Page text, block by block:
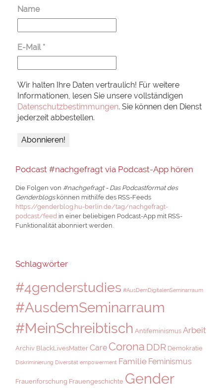
Name
E-Mail *
Wir halten Ihre Daten vertraulich! Für weitere
Informationen, lesen Sie unsere vollständigen
Datenschutzbestimmungen. Sie können den Dienst
jederzeit abbestellen.
Podcast #nachgefragt via Podcast-App hören
Die Folgen von #nachgefragt - Das Podcastformat des
Genderblogskönnen mithilfe des RSS-Feeds
https://genderblog.hu-berlin.de/tag/nachgefragt-
podcast/feed in einer beliebigen Podcast-App mit RSS-
Funktionalität abonniert werden.
Schlagwörter
#4genderstudies #AusDemDigitalenSeminarraum
#AusdemSeminarraum
#MeinSchreibtisch Antifeminismus Arbeit
Archiv BlackLivesMatter Care Corona DDR Demokratie
Diskriminierung Diversität empowerment Familie Feminismus
Frauenforschung Frauengeschichte Gender